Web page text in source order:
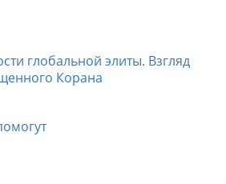
глобальной элиты. Взгляд
Корана